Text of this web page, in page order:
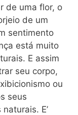
de uma flor, o
de um
sentimento
está muito
E assim
seu corpo,
ou
seus
E’